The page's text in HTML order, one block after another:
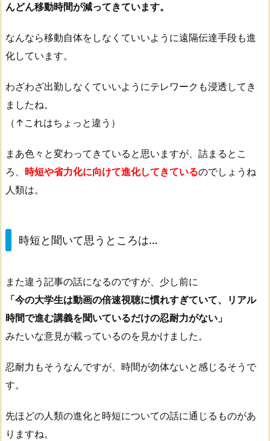
んどん移動時間が減ってきています。
なんなら移動自体をしなくていいように遠隔伝達手段も進
化しています。
わざわざ出勤しなくていいようにテレワークも浸透してき
ましたね。
（↑これはちょっと違う）
まあ色々と変わってきていると思いますが、詰まるとこ
ろ、 時短や省力化に向けて進化してきているのでしょうね
人類は。
時短と聞いて思うところは…
また違う記事の話になるのですが、少し前に
「今の大学生は動画の倍速視聴に慣れすぎていて、リアル
時間で進む講義を聞いているだけの忍耐力がない」
みたいな意見が載っているのを見かけました。
忍耐力もそうなんですが、時間が勿体ないと感じるそうで
す。
先ほどの人類の進化と時短についての話に通じるものがあ
りますね。